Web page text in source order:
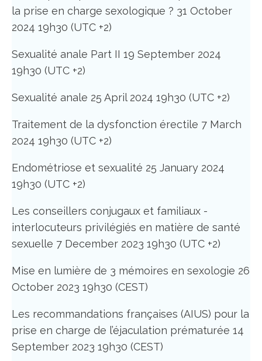
la prise en charge sexologique ? 31 October
2024 19h30 (UTC +2)
Sexualité anale Part II 19 September 2024
19h30 (UTC +2)
Sexualité anale 25 April 2024 19h30 (UTC +2)
Traitement de la dysfonction érectile 7 March
2024 19h30 (UTC +2)
Endométriose et sexualité 25 January 2024
19h30 (UTC +2)
Les conseillers conjugaux et familiaux -
interlocuteurs privilégiés en matière de santé
sexuelle 7 December 2023 19h30 (UTC +2)
Mise en lumière de 3 mémoires en sexologie 26
October 2023 19h30 (CEST)
Les recommandations françaises (AIUS) pour la
prise en charge de l’éjaculation prématurée 14
September 2023 19h30 (CEST)